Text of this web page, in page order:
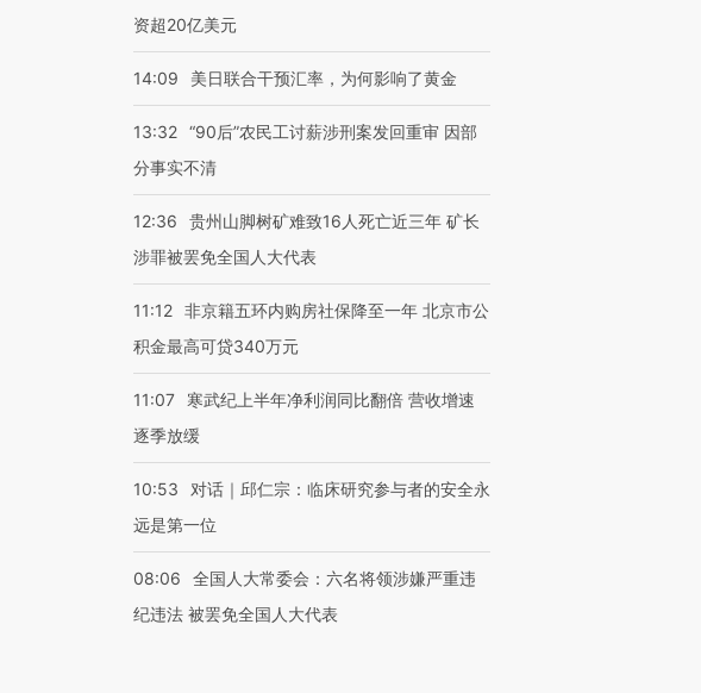
资超20亿美元
14:09 美日联合干预汇率，为何影响了黄金
13:32 “90后”农民工讨薪涉刑案发回重审 因部
分事实不清
12:36
贵州山脚树矿难致16人死亡近三年 矿长
涉罪被罢免全国人大代表
11:12 非京籍五环内购房社保降至一年 北京市公
积金最高可贷340万元
11:07
寒武纪上半年净利润同比翻倍 营收增速
逐季放缓
10:53
对话｜邱仁宗：临床研究参与者的安全永
远是第一位
08:06
全国人大常委会：六名将领涉嫌严重违
纪违法 被罢免全国人大代表